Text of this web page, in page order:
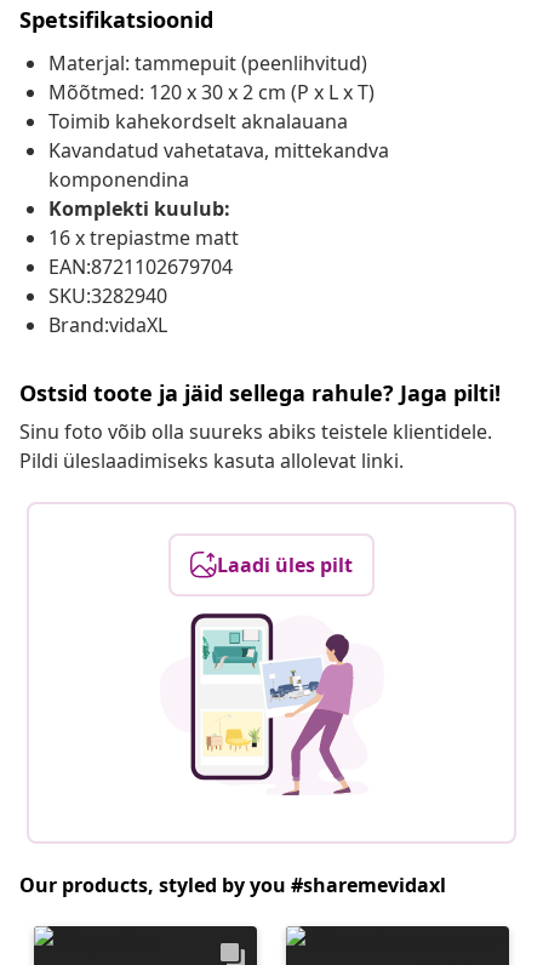
Spetsifikatsioonid
Materjal: tammepuit (peenlihvitud)
Mõõtmed: 120 x 30 x 2 cm (P x L x T)
Toimib kahekordselt aknalauana
Kavandatud vahetatava, mittekandva
komponendina
Komplekti kuulub:
16 x trepiastme matt
EAN:8721102679704
SKU:3282940
Brand:vidaXL
Ostsid toote ja jäid sellega rahule? Jaga pilti!
Sinu foto võib olla suureks abiks teistele klientidele.
Pildi üleslaadimiseks kasuta allolevat linki.
Laadi üles pilt
Our products, styled by you #sharemevidaxl